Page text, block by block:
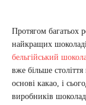
Протягом багатьох
найкращих
бельгійський
вже більше
основі какао, і
виробників